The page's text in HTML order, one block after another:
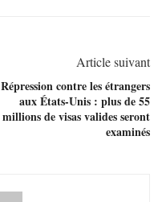
Article suivant
Répression contre les étrangers
aux États-Unis : plus de 55
millions de visas valides seront
examinés